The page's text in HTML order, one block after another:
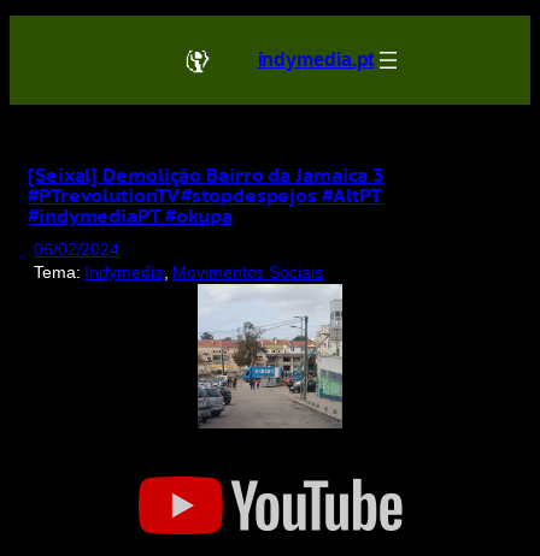
Saltar
conteúdo
indymedia.pt
[Seixal] Demolição Bairro da Jamaica 3
#PTrevolutionTV #stopdespejos #AltPT
#indymediaPT #okupa
06/02/2024
Tema: Indymedia, Movimentos Sociais
Demolição